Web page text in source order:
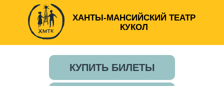
ХАНТЫ-МАНСИЙСКИЙ ТЕАТР
КУКОЛ
КУПИТЬ БИЛЕТЫ